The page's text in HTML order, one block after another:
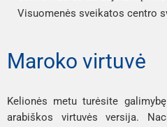
Visuomenės sveikatos centro
Maroko virtuvė
Kelionės metu turėsite
arabiškos virtuvės versija.